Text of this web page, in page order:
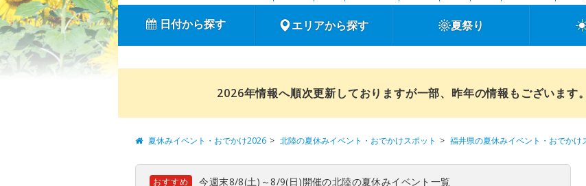
日付から探す エリアから探す 夏祭り
2026年情報へ順次更新しておりますが一部、昨年の情報もございます
夏休みイベント・おでかけ2026 北陸の夏休みイベント・おでかけスポット 福井県の夏休みイベント・おでかけ
おすすめ 今週末8/8(土)～8/9(日)開催の北陸の夏休みイベント一覧